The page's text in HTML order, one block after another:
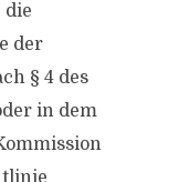
die
der
§ 4 des
in dem